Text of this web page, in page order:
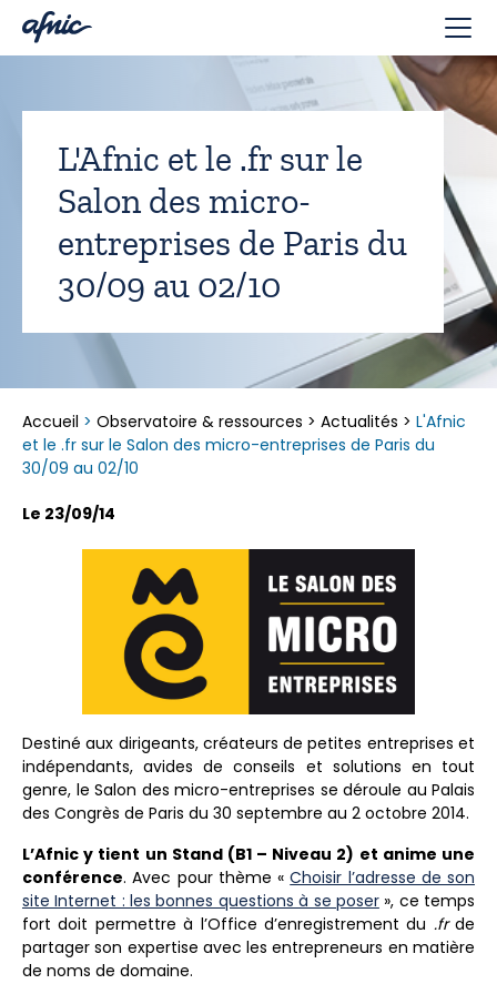
L'Afnic et le .fr sur le
Salon des micro-
entreprises de Paris du
30/09 au 02/10
Accueil > Observatoire & ressources > Actualités > L'Afnic
et le .fr sur le Salon des micro-entreprises de Paris du
30/09 au 02/10
Le 23/09/14
Destiné aux dirigeants, créateurs de petites entreprises et
indépendants, avides de conseils et solutions en tout
genre, le Salon des micro-entreprises se déroule au Palais
des Congrès de Paris du 30 septembre au 2 octobre 2014.
L’Afnic y tient un Stand (B1 – Niveau 2) et anime une
conférence. Avec pour thème «Choisir l’adresse de son
site Internet : les bonnes questions à se poser», ce temps
fort doit permettre à l’Office d’enregistrement du .frde
partager son expertise avec les entrepreneurs en matière
de noms de domaine.
Panneau de gestion des cookies